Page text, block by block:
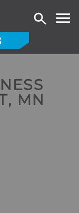
Pesquisar
MN